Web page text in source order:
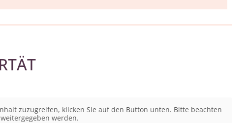
zuzugreifen, klicken Sie auf den Button unten. Bitte beachten
werden.